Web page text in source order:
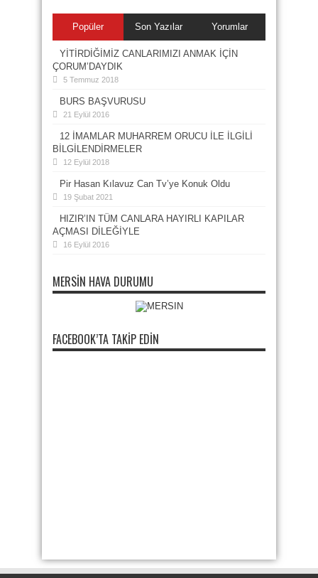
Popüler Son Yazılar Yorumlar
YİTİRDİĞİMİZ CANLARIMIZI ANMAK İÇİN
ÇORUM’DAYDIK
5 Temmuz 2018
BURS BAŞVURUSU
21 Eylül 2016
12 İMAMLAR MUHARREM ORUCU İLE İLGİLİ
BİLGİLENDİRMELER
12 Eylül 2018
Pir Hasan Kılavuz Can Tv’ye Konuk Oldu
19 Şubat 2021
HIZIR’IN TÜM CANLARA HAYIRLI KAPILAR
AÇMASI DİLEĞİYLE
16 Eylül 2016
MERSIN HAVA DURUMU
FACEBOOK’TA TAKIP EDIN